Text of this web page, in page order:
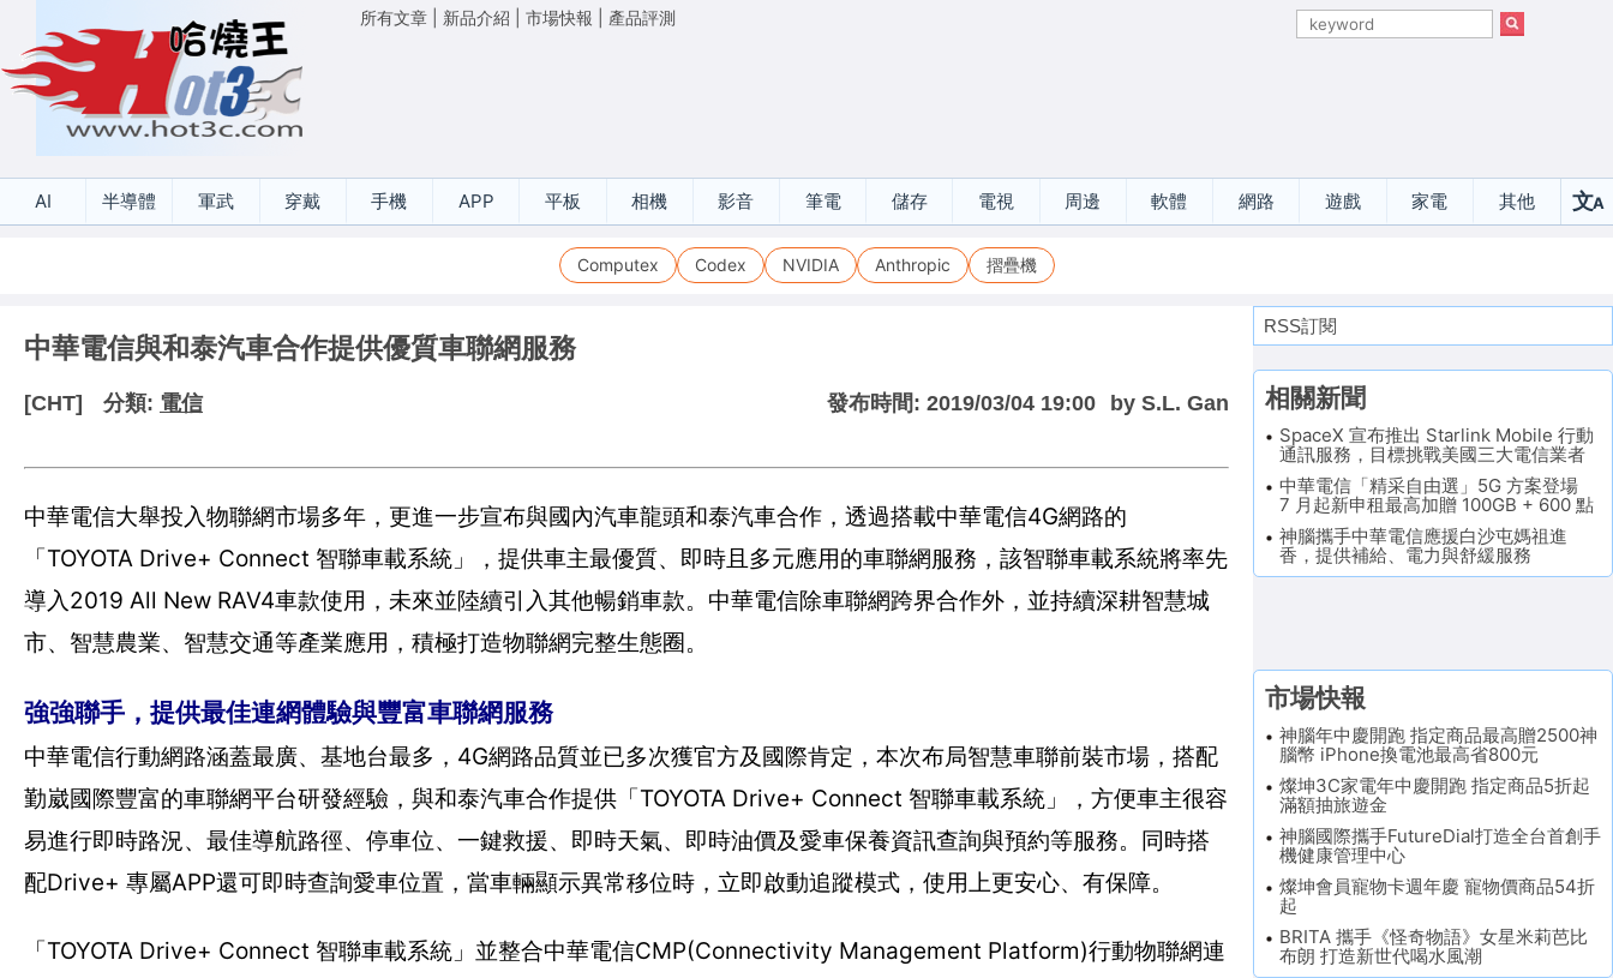
所有文章 新品介紹 市場快報 產品評測
AI 半導體 軍武 穿戴 手機 APP 平板 相機 影音 筆電 儲存 電視 周邊 軟體 網路 遊戲 家電 其他 文A
Computex Codex NVIDIA Anthropic 摺疊機
中華電信與和泰汽車合作提供優質車聯網服務
[CHT] 分類: 電信 發布時間: 2019/03/04 19:00 by S.L. Gan
中華電信大舉投入物聯網市場多年，更進一步宣布與國內汽車龍頭和泰汽車合作，透過搭載中華電信4G網路的
「TOYOTA Drive+ Connect 智聯車載系統」，提供車主最優質、即時且多元應用的車聯網服務，該智聯車載系統將率先
導入2019 All New RAV4車款使用，未來並陸續引入其他暢銷車款。中華電信除車聯網跨界合作外，並持續深耕智慧城
市、智慧農業、智慧交通等產業應用，積極打造物聯網完整生態圈。
強強聯手，提供最佳連網體驗與豐富車聯網服務
中華電信行動網路涵蓋最廣、基地台最多，4G網路品質並已多次獲官方及國際肯定，本次布局智慧車聯前裝市場，搭配
勤崴國際豐富的車聯網平台研發經驗，與和泰汽車合作提供「TOYOTA Drive+ Connect 智聯車載系統」，方便車主很容
易進行即時路況、最佳導航路徑、停車位、一鍵救援、即時天氣、即時油價及愛車保養資訊查詢與預約等服務。同時搭
配Drive+ 專屬APP還可即時查詢愛車位置，當車輛顯示異常移位時，立即啟動追蹤模式，使用上更安心、有保障。
「TOYOTA Drive+ Connect 智聯車載系統」並整合中華電信CMP(Connectivity Management Platform)行動物聯網連
RSS訂閱
相關新聞
SpaceX 宣布推出 Starlink Mobile 行動
通訊服務，目標挑戰美國三大電信業者
中華電信「精采自由選」5G 方案登場
7 月起新申租最高加贈 100GB + 600 點
神腦攜手中華電信應援白沙屯媽祖進
香，提供補給、電力與舒緩服務
市場快報
神腦年中慶開跑 指定商品最高贈2500神
腦幣 iPhone換電池最高省800元
燦坤3C家電年中慶開跑 指定商品5折起
滿額抽旅遊金
神腦國際攜手FutureDial打造全台首創手
機健康管理中心
燦坤會員寵物卡週年慶 寵物價商品54折
起
BRITA 攜手《怪奇物語》女星米莉芭比
布朗 打造新世代喝水風潮